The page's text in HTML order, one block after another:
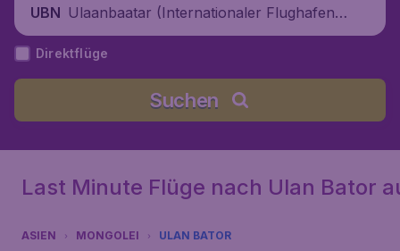
UBN Ulaanbaatar (Internationaler Flughafen
New Ulaanbaatar (Chinggis Khaan)), Mo
ngolei
Direktflüge
Suchen
Last Minute Flüge nach Ulan Bator
ASIEN MONGOLEI ULAN BATOR